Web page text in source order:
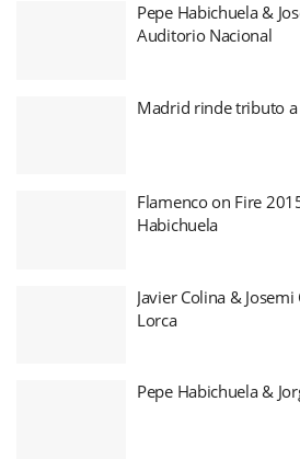
Pepe Habichuela &
Auditorio Nacional
Madrid rinde tributo a
Flamenco on Fire
Habichuela
Javier Colina &
Lorca
Pepe Habichuela &